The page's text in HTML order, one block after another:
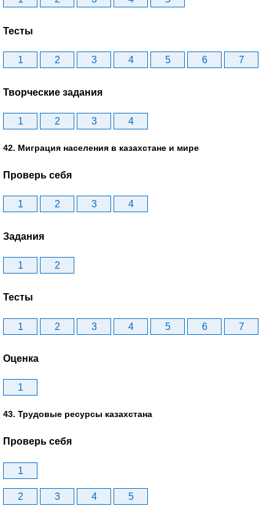
Тесты
1 2 3 4 5 6 7
Творческие задания
1 2 3 4
42. Миграция населения в казахстане и мире
Проверь себя
1 2 3 4
Задания
1 2
Тесты
1 2 3 4 5 6 7
Оценка
1
43. Трудовые ресурсы казахстана
Проверь себя
1
2 3 4 5